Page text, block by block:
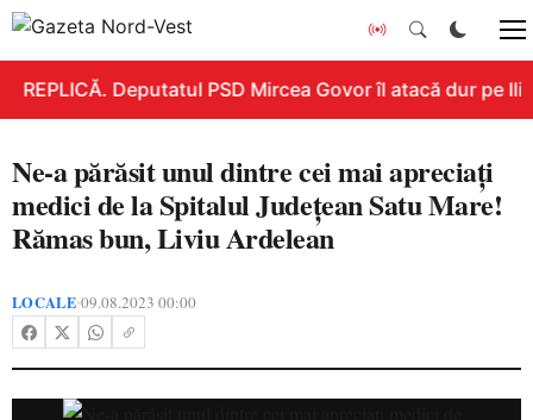
REPLICĂ. Deputatul PSD Mircea Govor îl atacă dur pe
Ne-a părăsit unul dintre cei mai apreciați
medici de la Spitalul Județean Satu Mare!
Rămas bun, Liviu Ardelean
LOCALE•09.08.2023 00:00